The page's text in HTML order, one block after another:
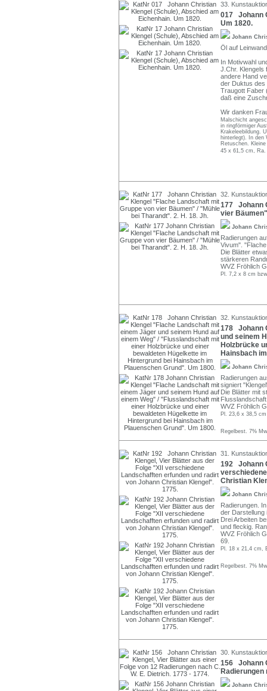
33.
017 Johann
Um 1820.
Johann
Öl auf
In Motivwahl
J.Chr. Klengels
andere Hand
der Duktus des
Traugott Faber
daß eine
Wir danken
Malschicht
in ringförmiger
Krakeleebildung.
hinterlegt). In den
Retuschen.
45 x 61,5 cm,
32.
177 Johann
vier
Johann
Radierungen
Vivum".
Die Blätter
stärkeren
WVZ Fröhlich
Pl. 7,2 x 8 cm
32.
178 Johann
und seinem
Holzbrücke
Hainsbach
Johann
Radierungen
signiert
Die Blätter mit
WVZ Fröhlich
Pl. 23,6 x 38,5
Regelbest. 7%
31.
192 Johann
Christian
Johann
Radierungen.
der Darstellung
Drei Arbeiten
und fleckig.
WVZ Fröhlich
69.
Pl. 18 x 21,4 cm,
Regelbest. 7%
30.
156 Johann
Radierungen
Johann